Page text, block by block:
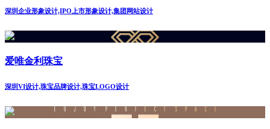
深圳企业形象设计,IPO上市形象设计,集团网站设计
爱唯金利珠宝
深圳VI设计,珠宝品牌设计,珠宝LOGO设计